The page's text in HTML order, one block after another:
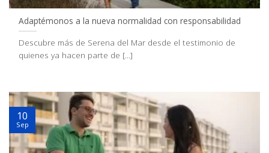
Adaptémonos a la nueva normalidad con responsabilidad
Descubre más de Serena del Mar desde el testimonio de
quienes ya hacen parte de [...]
10
Sep